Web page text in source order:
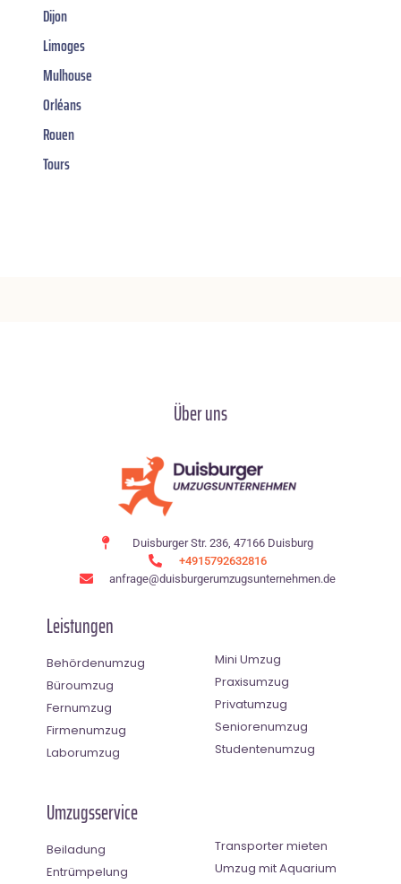
Dijon
Limoges
Mulhouse
Orléans
Rouen
Tours
Über uns
Duisburger Str. 236, 47166 Duisburg
+4915792632816
anfrage@duisburgerumzugsunternehmen.de
Leistungen
Behördenumzug
Büroumzug
Fernumzug
Firmenumzug
Laborumzug
Mini Umzug
Praxisumzug
Privatumzug
Seniorenumzug
Studentenumzug
Umzugsservice
Beiladung
Entrümpelung
Transporter mieten
Umzug mit Aquarium